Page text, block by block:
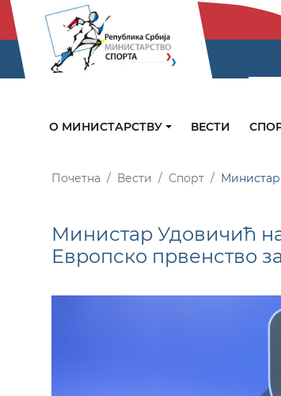
О МИНИСТАРСТВУ ВЕСТИ
Почетна Вести Спорт
Министар Удовичић
Европско првенство